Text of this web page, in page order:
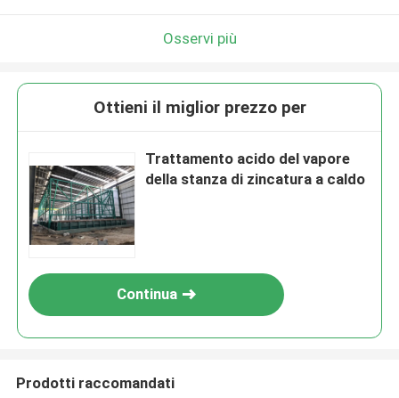
Osservi più
Ottieni il miglior prezzo per
Trattamento acido del vapore
della stanza di zincatura a caldo
Continua
Prodotti raccomandati